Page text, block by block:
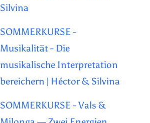
Silvina
SOMMERKURSE -
Musikalität - Die
musikalische Interpretation
bereichern | Héctor & Silvina
SOMMERKURSE - Vals &